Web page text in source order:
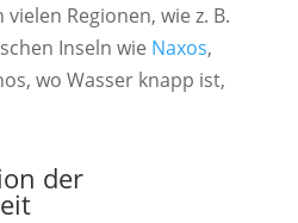
Regionen, wie z. B.
Inseln wie Naxos,
wo Wasser knapp ist,
der